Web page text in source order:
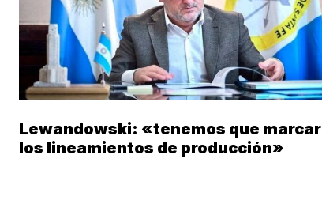
Lewandowski: «tenemos que marcar
los lineamientos de producción»